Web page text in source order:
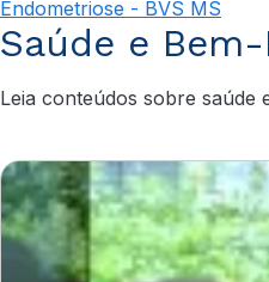
Endometriose - BVS MS
Saúde e
Leia conteúdos sobre saúde